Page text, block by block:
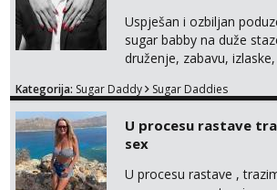
Uspješan i ozbiljan
sugar babby na duže
druženje, zabavu,
otvorena,
markodalic37@gmail.com
Kategorija: Sugar Daddy Sugar Daddies
U procesu rastave
sex
U procesu rastave ,